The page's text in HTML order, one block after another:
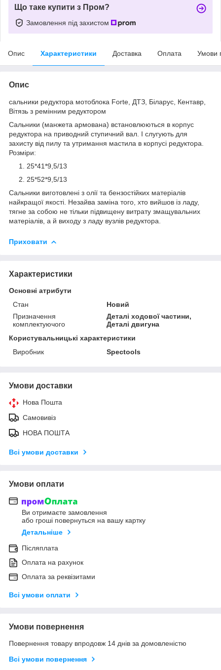
Що таке купити з Пром?
Замовлення під захистом
Опис Характеристики Доставка Оплата Умови
Опис
сальники редуктора мотоблока Forte, ДТЗ, Біларус, Кентавр,
Вітязь з ремінним редуктором
Сальники (манжета армована) встановлюються в корпус
редуктора на приводний ступичний вал. І слугують для
захисту від пилу та утримання мастила в корпусі редуктора.
Розміри:
25*41*9,5/13
25*52*9,5/13
Сальники виготовлені з олії та бензостійких матеріалів
найкращої якості. Незайва заміна того, хто вийшов із ладу,
тягне за собою не тільки підвищену витрату змащувальних
матеріалів, а й виходу з ладу вузлів редуктора.
Приховати
Характеристики
Основні атрибути
Стан
Новий
Призначення
комплектуючого
Деталі ходової частини,
Деталі двигуна
Користувальницькі характеристики
Виробник
Spectools
Умови доставки
Нова Пошта
Самовивіз
НОВА ПОШТА
Всі умови доставки
Умови оплати
Ви отримаєте замовлення
або гроші повернуться на вашу картку
Детальніше
Післяплата
Оплата на рахунок
Оплата за реквізитами
Всі умови оплати
Умови повернення
Повернення товару впродовж 14 днів за домовленістю
Всі умови повернення